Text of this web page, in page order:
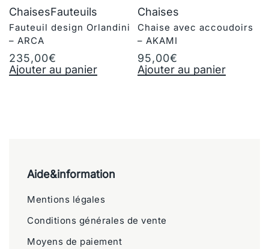
ChaisesFauteuils
Fauteuil design Orlandini
– ARCA
235,00€
Ajouter au panier
Chaises
Chaise avec accoudoirs
– AKAMI
95,00€
Ajouter au panier
Aide&information
Mentions légales
Conditions générales de vente
Moyens de paiement